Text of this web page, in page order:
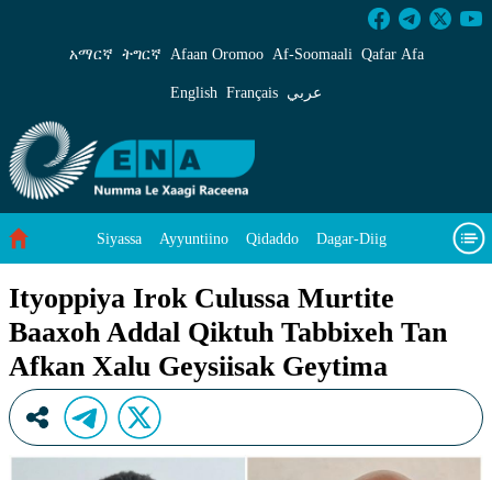
Ityoppiya Irok Culussa Murtite Baaxoh Addal
አማርኛ ትግርኛ Afaan Oromoo Af‑Soomaali Qafar Afa
English Français عربي
Siyassa Ayyuntiino Qidaddo Dagar-Diig
Baad Caddoh Xaagu Cibtaati Viixiyo Ni Caagiida
Ityoppiya Irok Culussa Murtite
Baaxoh Addal Qiktuh Tabbixeh Tan
Afkan Xalu Geysiisak Geytima